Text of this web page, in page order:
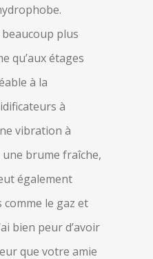
beaucoup plus
qu’aux étages
à la
à
vibration à
brume fraîche,
également
le gaz et
bien peur d’avoir
que votre amie